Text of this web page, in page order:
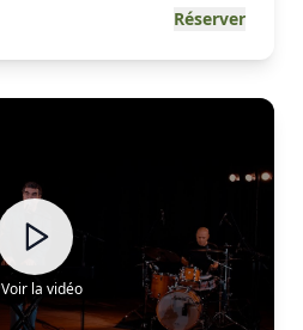
Réserver
Voir la vidéo